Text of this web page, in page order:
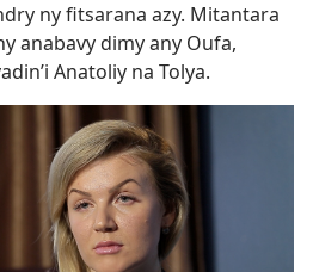
ny fitsarana azy. Mitantara
anabavy dimy any Oufa,
Anatoliy na Tolya.